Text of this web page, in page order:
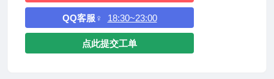
QQ客服♀ 18:30~23:00
点此提交工单